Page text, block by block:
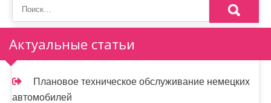
Актуальные статьи
Плановое техническое обслуживание немецких
автомобилей